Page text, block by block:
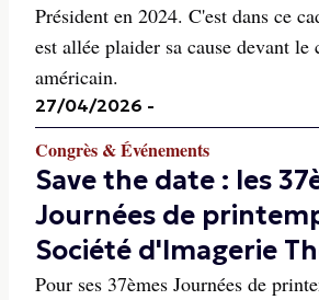
Président en 2024. C'est dans ce
est allée plaider sa cause devant le
américain.
27/04/2026 -
Congrès & Événements
Save the date : les
Journées de
Société d'Imagerie
Pour ses 37èmes Journées de